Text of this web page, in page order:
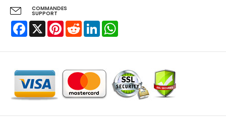
COMMANDES
SUPPORT
Facebook
X PinterestRedditLinkedIn